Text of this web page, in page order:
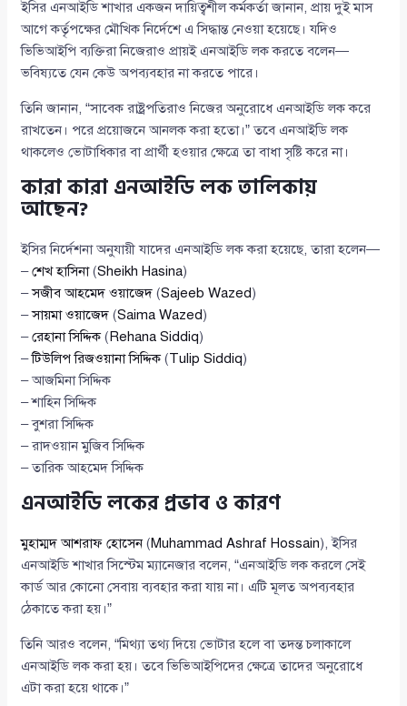
ইসির এনআইডি শাখার একজন দায়িত্বশীল কর্মকর্তা জানান, প্রায় দুই মাস
আগে কর্তৃপক্ষের মৌখিক নির্দেশে এ সিদ্ধান্ত নেওয়া হয়েছে। যদিও
ভিভিআইপি ব্যক্তিরা নিজেরাও প্রায়ই এনআইডি লক করতে বলেন—
ভবিষ্যতে যেন কেউ অপব্যবহার না করতে পারে।
তিনি জানান, “সাবেক রাষ্ট্রপতিরাও নিজের অনুরোধে এনআইডি লক করে
রাখতেন। পরে প্রয়োজনে আনলক করা হতো।” তবে এনআইডি লক
থাকলেও ভোটাধিকার বা প্রার্থী হওয়ার ক্ষেত্রে তা বাধা সৃষ্টি করে না।
কারা কারা এনআইডি লক তালিকায়
আছেন?
ইসির নির্দেশনা অনুযায়ী যাদের এনআইডি লক করা হয়েছে, তারা হলেন—
–শেখ হাসিনা(Sheikh Hasina)
–সজীব আহমেদ ওয়াজেদ (Sajeeb Wazed)
–সায়মা ওয়াজেদ (Saima Wazed)
–রেহানা সিদ্দিক( Rehana Siddiq)
–টিউলিপ রিজওয়ানা সিদ্দিক(Tulip Siddiq)
– আজমিনা সিদ্দিক
– শাহিন সিদ্দিক
– বুশরা সিদ্দিক
– রাদওয়ান মুজিব সিদ্দিক
– তারিক আহমেদ সিদ্দিক
এনআইডি লকের প্রভাব ও কারণ
মুহাম্মদ আশরাফ হোসেন(Muhammad Ashraf Hossain), ইসির
এনআইডি শাখার সিস্টেম ম্যানেজার বলেন, “এনআইডি লক করলে সেই
কার্ড আর কোনো সেবায় ব্যবহার করা যায় না। এটি মূলত অপব্যবহার
ঠেকাতে করা হয়।”
তিনি আরও বলেন, “মিথ্যা তথ্য দিয়ে ভোটার হলে বা তদন্ত চলাকালে
এনআইডি লক করা হয়। তবে ভিভিআইপিদের ক্ষেত্রে তাদের অনুরোধে
এটা করা হয়ে থাকে।”